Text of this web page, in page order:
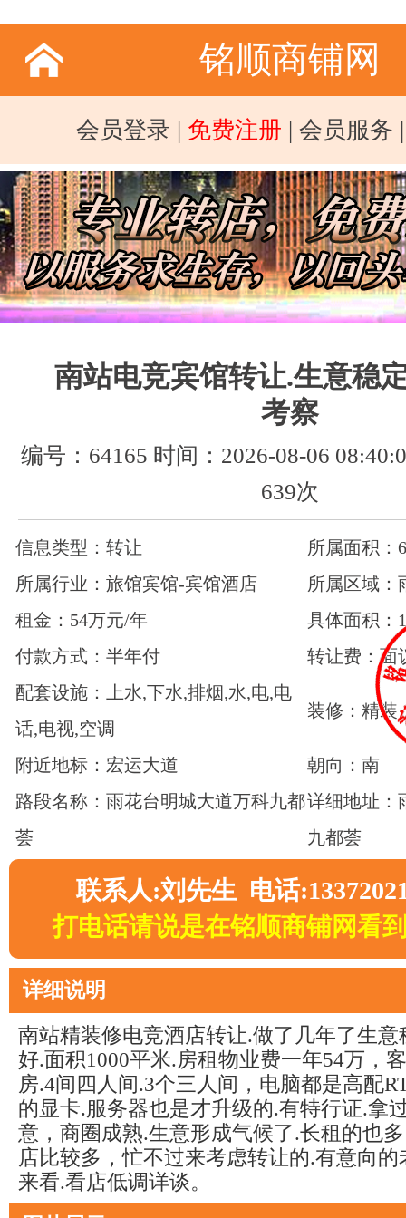
铭顺商铺网
会员登录 | 免费注册 | 会员服务
南站电竞宾馆转让.生意稳
考察
编号：64165 时间：2026-08-06
639次
信息类型：转让
所属面积：
所属行业：旅馆宾馆-宾馆酒店
所属区域：
租金：54万元/年
具体面积：
付款方式：半年付
转让费：面
配套设施：上水,下水,排烟,水,电,电
话,电视,空调
装修：精装
附近地标：宏运大道
朝向：南
路段名称：雨花台明城大道万科九都
荟
详细地址：
九都荟
联系人:刘先生 电话
打电话请说是在铭顺商铺网看
详细说明
南站精装修电竞酒店转让.做了几年了生
好.面积1000平米.房租物业费一年54万，
房.4间四人间.3个三人间，电脑都是高配
的显卡.服务器也是才升级的.有特行证.拿
意，商圈成熟.生意形成气候了.长租的也
店比较多，忙不过来考虑转让的.有意向
来看.看店低调详谈。